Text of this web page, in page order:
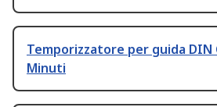
Temporizzatore per guida DIN
Minuti